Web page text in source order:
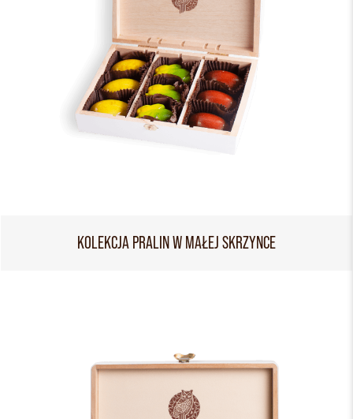
KOLEKCJA PRALIN W MAŁEJ SKRZYNCE